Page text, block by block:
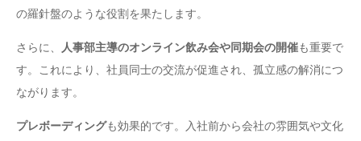
の羅針盤のような役割を果たします。
さらに、 人事部主導のオンライン飲み会や同期会の開催も重要で
す。これにより、社員同士の交流が促進され、孤立感の解消につ
ながります。
プレボーディングも効果的です。入社前から会社の雰囲気や文化